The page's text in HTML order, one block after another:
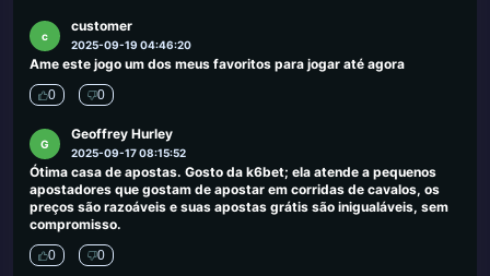
c
customer
2025-09-19 04:46:20
Ame este jogo um dos meus favoritos para jogar até agora
0 0
G
Geoffrey Hurley
2025-09-17 08:15:52
Ótima casa de apostas. Gosto da k6bet; ela atende a pequenos
apostadores que gostam de apostar em corridas de cavalos, os
preços são razoáveis ​​e suas apostas grátis são inigualáveis, sem
compromisso.
0 0